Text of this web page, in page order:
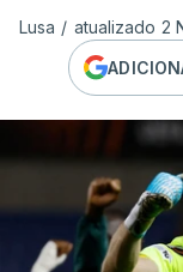
Lusa / atualizado 2